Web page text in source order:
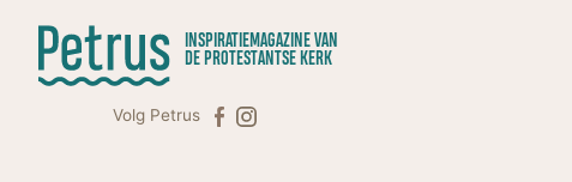
INSPIRATIEMAGAZINE VAN
DE PROTESTANTSE KERK
Volg Petrus